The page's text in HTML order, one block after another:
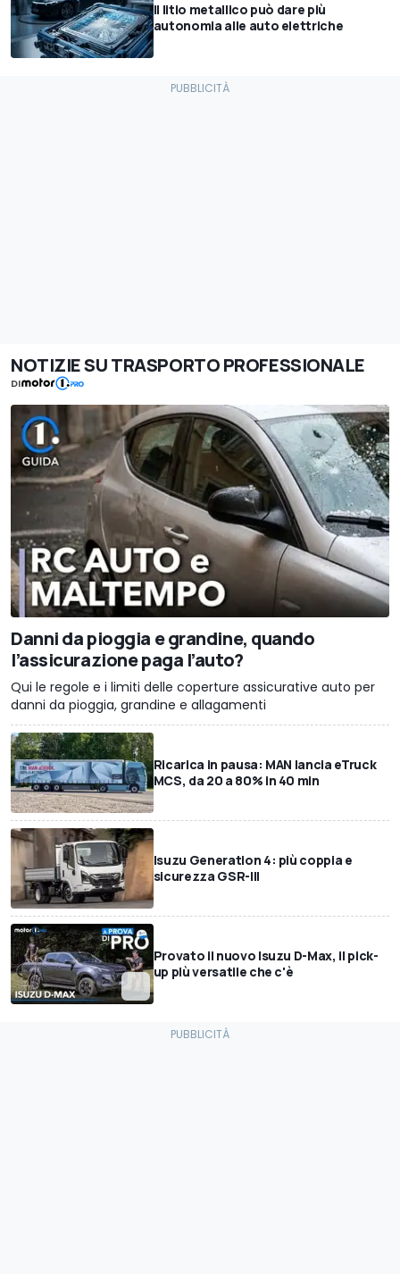
Il litio metallico può dare più
autonomia alle auto elettriche
NOTIZIE SU TRASPORTO PROFESSIONALE
DI
Danni da pioggia e grandine, quando
l’assicurazione paga l’auto?
Qui le regole e i limiti delle coperture assicurative auto per
danni da pioggia, grandine e allagamenti
Ricarica in pausa: MAN lancia eTruck
MCS, da 20 a 80% in 40 min
Isuzu Generation 4: più coppia e
sicurezza GSR-III
Provato il nuovo Isuzu D-Max, il pick-
up più versatile che c'è